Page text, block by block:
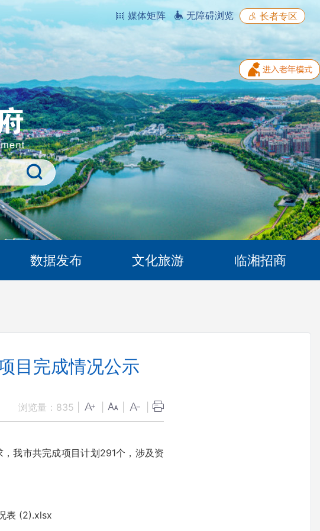
媒体矩阵 无障碍浏览 长者专区
数据发布 文化旅游 临湘招商
目完成情况公示
浏览量： 835
我市共完成项目计划291个，涉及资
表 (2).xlsx